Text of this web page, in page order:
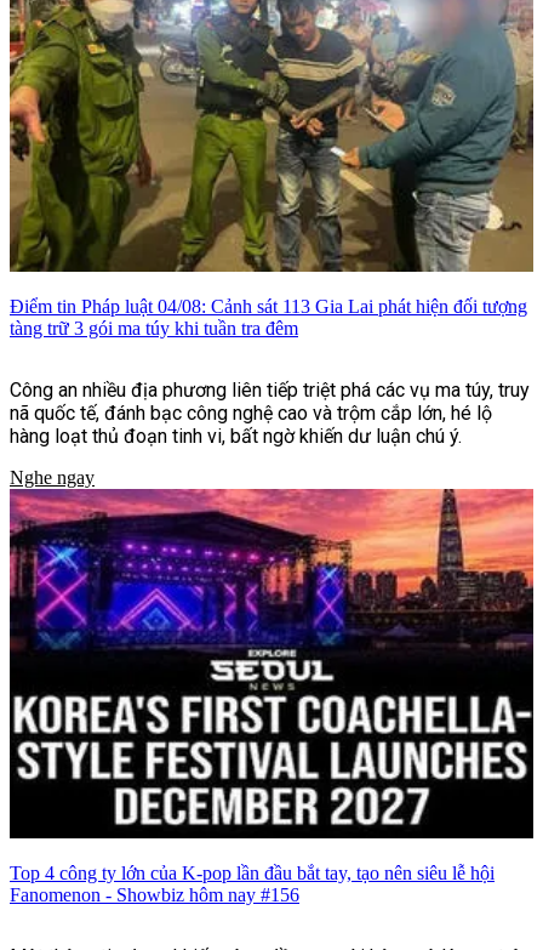
Điểm tin Pháp luật 04/08: Cảnh sát 113 Gia Lai phát hiện đối tượng
tàng trữ 3 gói ma túy khi tuần tra đêm
Công an nhiều địa phương liên tiếp triệt phá các vụ ma túy, truy
nã quốc tế, đánh bạc công nghệ cao và trộm cắp lớn, hé lộ
hàng loạt thủ đoạn tinh vi, bất ngờ khiến dư luận chú ý.
Nghe ngay
Top 4 công ty lớn của K-pop lần đầu bắt tay, tạo nên siêu lễ hội
Fanomenon - Showbiz hôm nay #156